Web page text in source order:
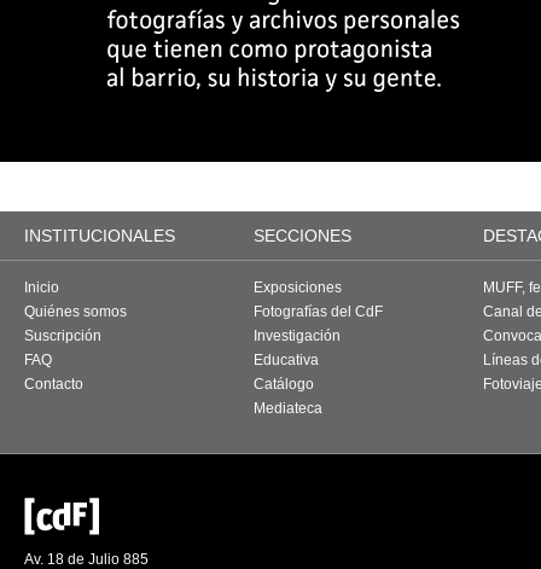
INSTITUCIONALES SECCIONES
Inicio
Quiénes somos
Suscripción
FAQ
Contacto
Exposiciones
Fotografías del CdF
Investigación
Educativa
Catálogo
Mediateca
MUFF,
Canal
Líneas
Av. 18 de Julio 885